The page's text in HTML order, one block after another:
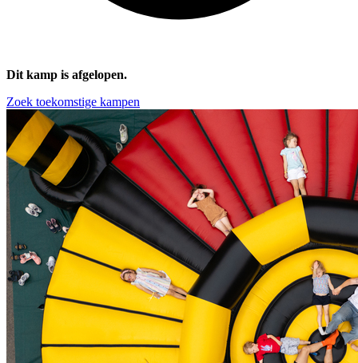
Dit kamp is afgelopen.
Zoek toekomstige kampen